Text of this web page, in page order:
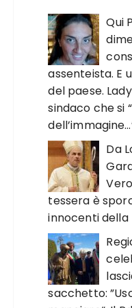
Qui
assenteista. E
del paese.
sindaco che si
Da
tessera è
innocenti della
sacchetto: